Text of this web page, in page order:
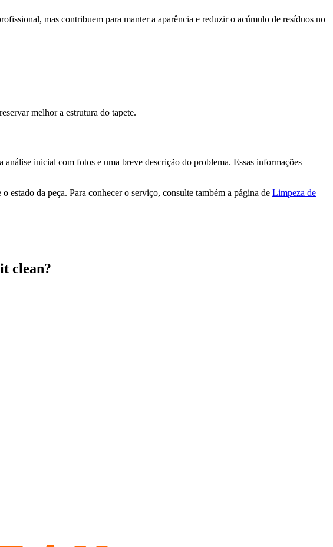
mas contribuem para manter a aparência e reduzir o acúmulo de resíduos no
melhor a estrutura do tapete.
análise inicial com fotos e uma breve descrição do problema. Essas informações
da peça. Para conhecer o serviço, consulte também a página de Limpeza de
clean?